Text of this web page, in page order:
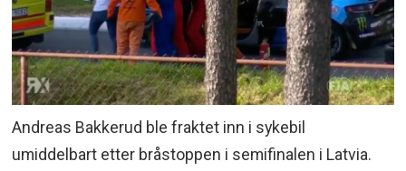
Andreas Bakkerud ble fraktet inn i sykebil
umiddelbart etter bråstoppen i semifinalen i Latvia.